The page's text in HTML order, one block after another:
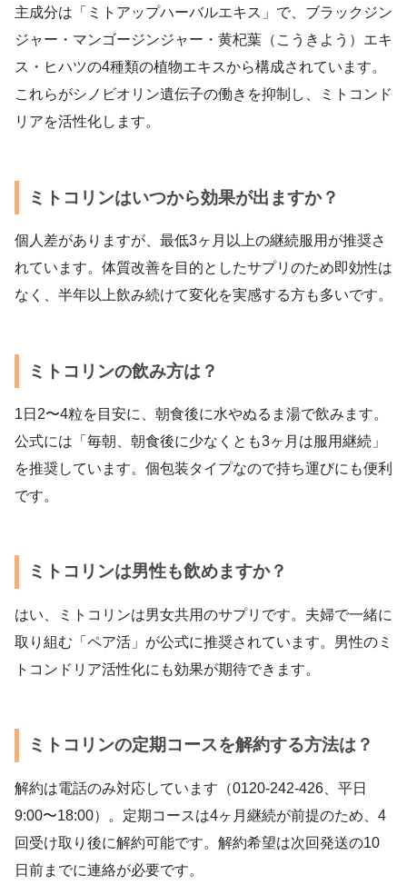
主成分は「ミトアップハーバルエキス」で、ブラックジン
ジャー・マンゴージンジャー・黄杞葉（こうきよう）エキ
ス・ヒハツの4種類の植物エキスから構成されています。
これらがシノビオリン遺伝子の働きを抑制し、ミトコンド
リアを活性化します。
ミトコリンはいつから効果が出ますか？
個人差がありますが、最低3ヶ月以上の継続服用が推奨さ
れています。体質改善を目的としたサプリのため即効性は
なく、半年以上飲み続けて変化を実感する方も多いです。
ミトコリンの飲み方は？
1日2〜4粒を目安に、朝食後に水やぬるま湯で飲みます。
公式には「毎朝、朝食後に少なくとも3ヶ月は服用継続」
を推奨しています。個包装タイプなので持ち運びにも便利
です。
ミトコリンは男性も飲めますか？
はい、ミトコリンは男女共用のサプリです。夫婦で一緒に
取り組む「ペア活」が公式に推奨されています。男性のミ
トコンドリア活性化にも効果が期待できます。
ミトコリンの定期コースを解約する方法は？
解約は電話のみ対応しています（0120-242-426、平日
9:00〜18:00）。定期コースは4ヶ月継続が前提のため、4
回受け取り後に解約可能です。解約希望は次回発送の10
日前までに連絡が必要です。